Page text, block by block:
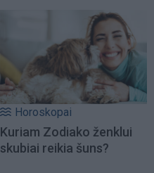
Horoskopai
Kuriam Zodiako ženklui
skubiai reikia šuns?